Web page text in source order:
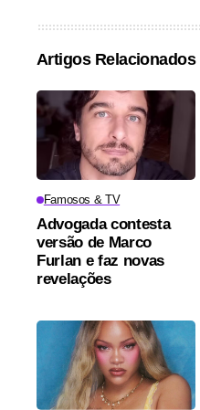
Artigos Relacionados
Famosos & TV
Advogada contesta
versão de Marco
Furlan e faz novas
revelações